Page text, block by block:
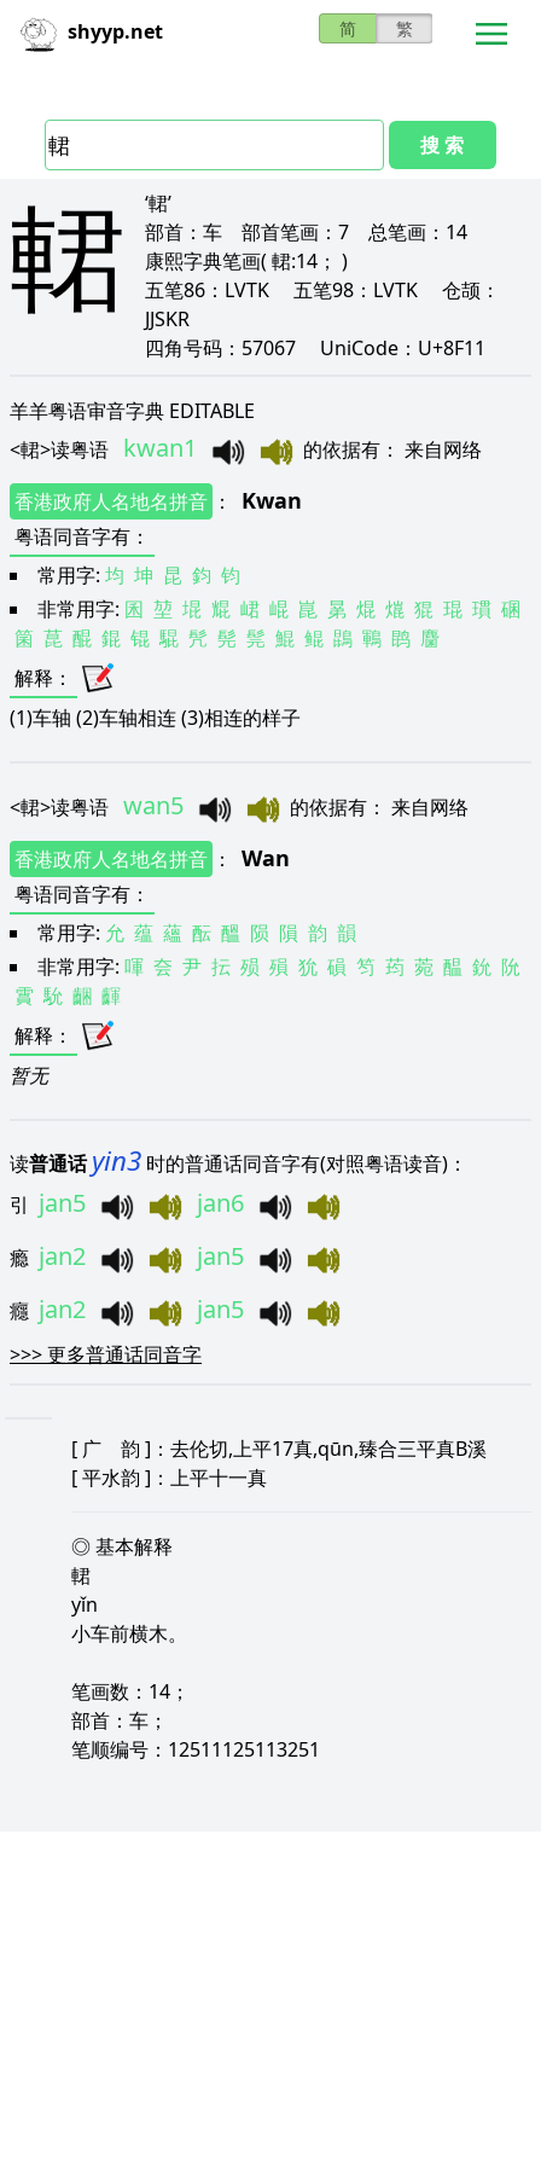
shyyp.net 简 繁
搜 索
輑
‘輑’
部首： 车 部首笔画： 7 总笔画： 14
康熙字典笔画( 輑:14； )
五笔86： LVTK 五笔98： LVTK 仓颉：
JJSKR
四角号码： 57067 UniCode： U+8F11
羊羊粤语审音字典 EDITABLE
<輑>读粤语 kwan1 的依据有 ： 来自网络
香港政府人名地名拼音 ： Kwan
粤语同音字有 ：
常用字: 均 坤 昆 鈞 钧
非常用字: 囷 堃 堒 尡 峮 崐 崑 晜 焜 熴 猑 琨 瑻 碅
箘 菎 醌 錕 锟 騉 髠 髡 髨 鯤 鲲 鵾 鶤 鹍 麕
解释 ：
(1)车轴 (2)车轴相连 (3)相连的样子
<輑>读粤语 wan5 的依据有 ： 来自网络
香港政府人名地名拼音 ： Wan
粤语同音字有 ：
常用字: 允 蕴 蘊 酝 醞 陨 隕 韵 韻
非常用字: 喗 夽 尹 抎 殒 殞 狁 磒 笉 荺 菀 醖 鈗 阭
霣 馻 齫 齳
解释 ：
暂无
读普通话 yin3 时的普通话同音字有(对照粤语读音)：
引 jan5 jan6
瘾 jan2 jan5
癮 jan2 jan5
>>>更多普通话同音字
[ 广 韵 ]：去伦切,上平17真,qūn,臻合三平真B溪
[平水韵 ]：上平十一真
◎ 基本解释
輑
yǐn
小车前横木。
笔画数：14；
部首：车；
笔顺编号：12511125113251